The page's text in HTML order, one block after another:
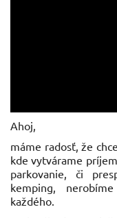
Ahoj,
máme radosť, že
kde vytvárame
parkovanie, či
kemping,
každého.